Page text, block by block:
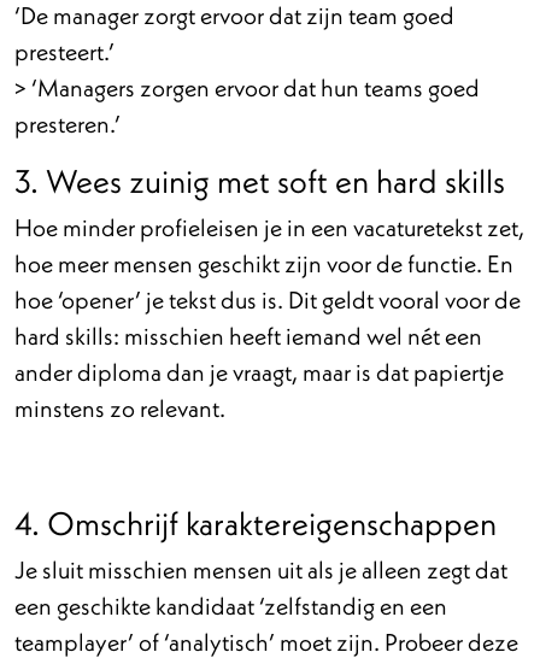
‘De manager zorgt ervoor dat zijn team goed
presteert.’
> ‘Managers zorgen ervoor dat hun teams goed
presteren.’
3. Wees zuinig met soft en hard skills
Hoe minder profieleisen je in een vacaturetekst zet,
hoe meer mensen geschikt zijn voor de functie. En
hoe ‘opener’ je tekst dus is. Dit geldt vooral voor de
hard skills: misschien heeft iemand wel nét een
ander diploma dan je vraagt, maar is dat papiertje
minstens zo relevant.
4. Omschrijf karaktereigenschappen
Je sluit misschien mensen uit als je alleen zegt dat
een geschikte kandidaat ‘zelfstandig en een
teamplayer’ of ‘analytisch’ moet zijn. Probeer deze